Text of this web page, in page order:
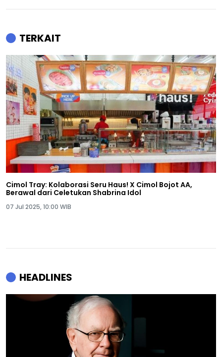
TERKAIT
Cimol Tray: Kolaborasi Seru Haus! X Cimol Bojot AA,
Berawal dari Celetukan Shabrina Idol
07 Jul 2025, 10:00 WIB
HEADLINES